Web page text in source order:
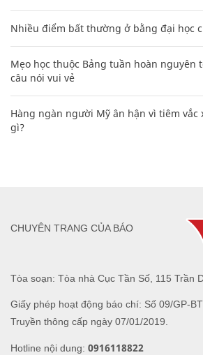
Nhiều điểm bất thường ở bằng đại học
Mẹo học thuộc Bảng tuần hoàn nguyên
câu nói vui vẻ
Hàng ngàn người Mỹ ân hận vì tiêm vắc
gì?
Tòa soạn: Tòa nhà Cục Tần Số, 115 Trần
Giấy phép hoạt động báo chí: Số 09/GP-
Truyền thông cấp ngày 07/01/2019.
Hotline nội dung: 0916118822
CHUYÊN TRANG CỦA BÁO